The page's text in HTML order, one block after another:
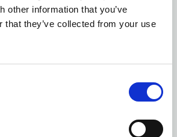
other information that you’ve
that they’ve collected from your use